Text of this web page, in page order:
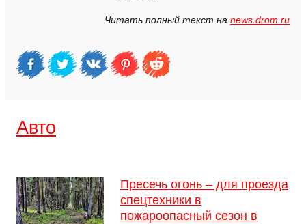
Читать полный текст на news.drom.ru
Авто
Пресечь огонь – для проезда
спецтехники в
пожароопасный сезон в